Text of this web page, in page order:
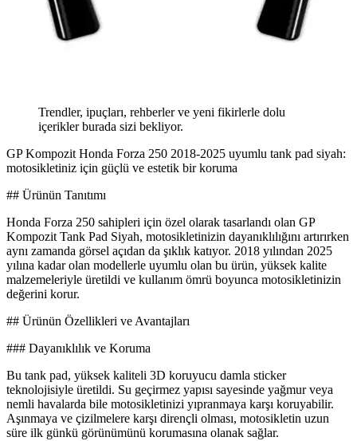
Trendler, ipuçları, rehberler ve yeni fikirlerle dolu
içerikler burada sizi bekliyor.
GP Kompozit Honda Forza 250 2018-2025 uyumlu tank pad siyah:
motosikletiniz için güçlü ve estetik bir koruma
## Ürünün Tanıtımı
Honda Forza 250 sahipleri için özel olarak tasarlandı olan GP
Kompozit Tank Pad Siyah, motosikletinizin dayanıklılığını artırırken
aynı zamanda görsel açıdan da şıklık katıyor. 2018 yılından 2025
yılına kadar olan modellerle uyumlu olan bu ürün, yüksek kalite
malzemeleriyle üretildi ve kullanım ömrü boyunca motosikletinizin
değerini korur.
## Ürünün Özellikleri ve Avantajları
### Dayanıklılık ve Koruma
Bu tank pad, yüksek kaliteli 3D koruyucu damla sticker
teknolojisiyle üretildi. Su geçirmez yapısı sayesinde yağmur veya
nemli havalarda bile motosikletinizi yıpranmaya karşı koruyabilir.
Aşınmaya ve çizilmelere karşı dirençli olması, motosikletin uzun
süre ilk günkü görünümünü korumasına olanak sağlar.